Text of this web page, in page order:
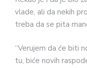
vlade, ali da nekih
treba da se pita
“Verujem da će biti
tu, biće novih